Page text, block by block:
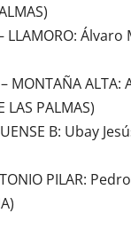
LLAMORO:
– MONTAÑA
LAS PALMAS)
B: Ubay
PILAR: